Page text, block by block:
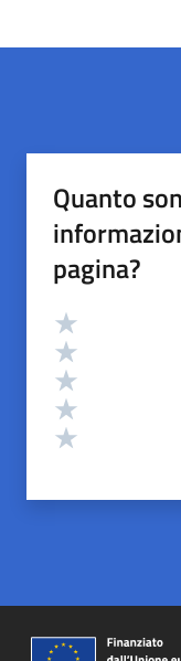
Quanto
pagina?
Valutazione